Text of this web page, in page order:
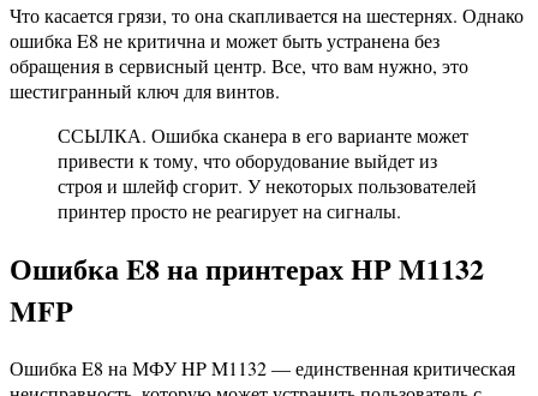
Что касается грязи, то она скапливается на шестернях. Однако
ошибка E8 не критична и может быть устранена без
обращения в сервисный центр. Все, что вам нужно, это
шестигранный ключ для винтов.
ССЫЛКА. Ошибка сканера в его варианте может
привести к тому, что оборудование выйдет из
строя и шлейф сгорит. У некоторых пользователей
принтер просто не реагирует на сигналы.
Ошибка E8 на принтерах HP M1132
MFP
Ошибка E8 на МФУ HP M1132 — единственная критическая